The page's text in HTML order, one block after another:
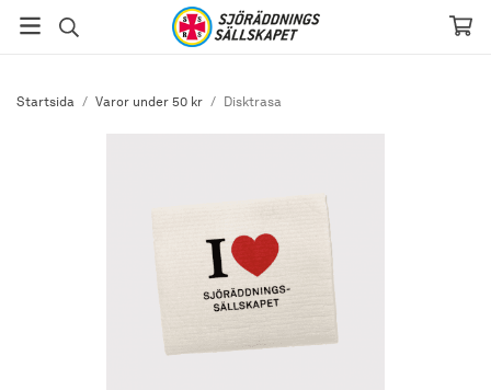
Startsida / Varor under 50 kr / Disktrasa